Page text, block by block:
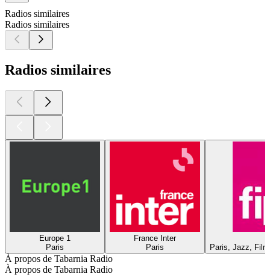
Radios similaires
Radios similaires
Radios similaires
Europe 1
Paris
France Inter
Paris
Paris, Jazz,
À propos de Tabarnia Radio
À propos de Tabarnia Radio